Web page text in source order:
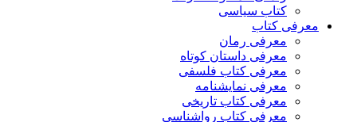
کتاب سیاسی
معرفی کتاب
معرفی رمان
معرفی داستان کوتاه
معرفی کتاب فلسفی
معرفی نمایشنامه
معرفی کتاب تاریخی
معرفی کتاب رواشناسی